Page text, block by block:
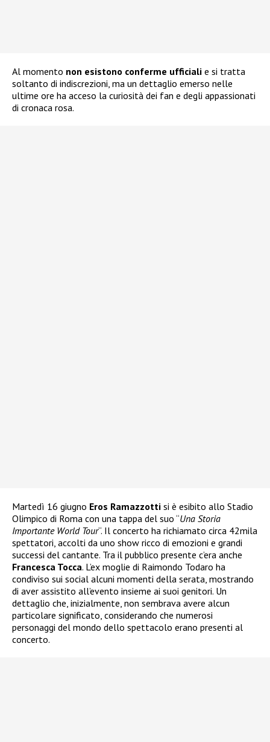
Al momento non esistono conferme ufficiali e si tratta
soltanto di indiscrezioni, ma un dettaglio emerso nelle
ultime ore ha acceso la curiosità dei fan e degli appassionati
di cronaca rosa.
Martedì 16 giugno Eros Ramazzotti si è esibito allo Stadio
Olimpico di Roma con una tappa del suo “Una Storia
Importante World Tour“. Il concerto ha richiamato circa 42mila
spettatori, accolti da uno show ricco di emozioni e grandi
successi del cantante. Tra il pubblico presente c’era anche
Francesca Tocca. L’ex moglie di Raimondo Todaro ha
condiviso sui social alcuni momenti della serata, mostrando
di aver assistito all’evento insieme ai suoi genitori. Un
dettaglio che, inizialmente, non sembrava avere alcun
particolare significato, considerando che numerosi
personaggi del mondo dello spettacolo erano presenti al
concerto.